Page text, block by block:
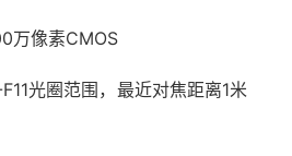
万像素CMOS
光圈范围，最近对焦距离1米